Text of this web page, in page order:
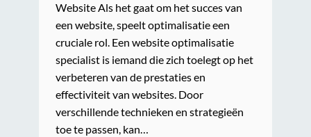
Website Als het gaat om het succes van
een website, speelt optimalisatie een
cruciale rol. Een website optimalisatie
specialist is iemand die zich toelegt op het
verbeteren van de prestaties en
effectiviteit van websites. Door
verschillende technieken en strategieën
toe te passen, kan…